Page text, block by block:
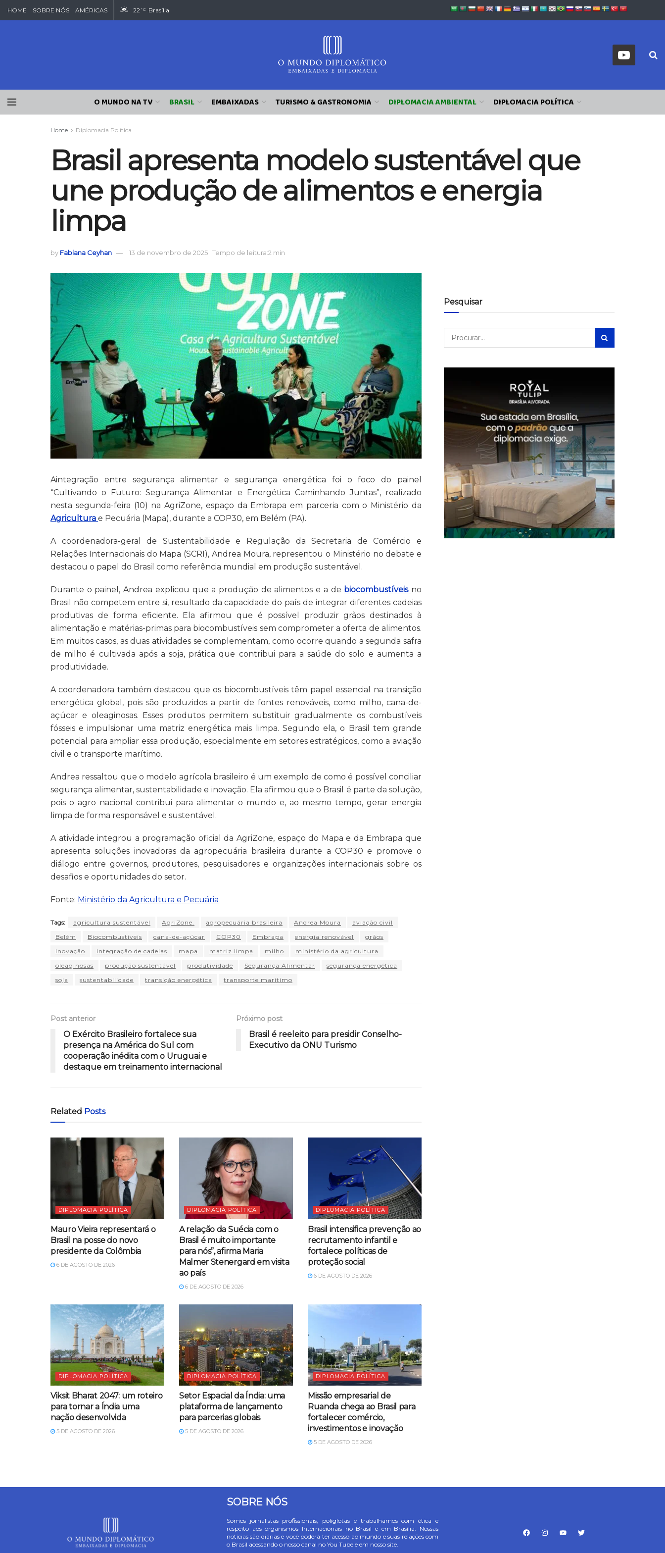
HOME SOBRE NÓS AMÉRICAS 22 °C Brasília
O MUNDO NA TV BRASIL EMBAIXADAS TURISMO & GASTRONOMIA DIPLOMACIA AMBIENTAL DIPLOMACIA POLÍTICA
Home Diplomacia Política
Brasil apresenta modelo sustentável que
une produção de alimentos e energia
limpa
by Fabiana Ceyhan 13 de novembro de 2025 Tempo de leitura:2 min
Aintegração entre segurança alimentar e segurança energética foi o foco do painel
“Cultivando o Futuro: Segurança Alimentar e Energética Caminhando Juntas”, realizado
nesta segunda-feira (10) na AgriZone, espaço da Embrapa em parceria com o Ministério da
Agricultura e Pecuária (Mapa), durante a COP30, em Belém (PA).
A coordenadora-geral de Sustentabilidade e Regulação da Secretaria de Comércio e
Relações Internacionais do Mapa (SCRI), Andrea Moura, representou o Ministério no debate e
destacou o papel do Brasil como referência mundial em produção sustentável.
Durante o painel, Andrea explicou que a produção de alimentos e a de biocombustíveis no
Brasil não competem entre si, resultado da capacidade do país de integrar diferentes cadeias
produtivas de forma eficiente. Ela afirmou que é possível produzir grãos destinados à
alimentação e matérias-primas para biocombustíveis sem comprometer a oferta de alimentos.
Em muitos casos, as duas atividades se complementam, como ocorre quando a segunda safra
de milho é cultivada após a soja, prática que contribui para a saúde do solo e aumenta a
produtividade.
A coordenadora também destacou que os biocombustíveis têm papel essencial na transição
energética global, pois são produzidos a partir de fontes renováveis, como milho, cana-de-
açúcar e oleaginosas. Esses produtos permitem substituir gradualmente os combustíveis
fósseis e impulsionar uma matriz energética mais limpa. Segundo ela, o Brasil tem grande
potencial para ampliar essa produção, especialmente em setores estratégicos, como a aviação
civil e o transporte marítimo.
Andrea ressaltou que o modelo agrícola brasileiro é um exemplo de como é possível conciliar
segurança alimentar, sustentabilidade e inovação. Ela afirmou que o Brasil é parte da solução,
pois o agro nacional contribui para alimentar o mundo e, ao mesmo tempo, gerar energia
limpa de forma responsável e sustentável.
A atividade integrou a programação oficial da AgriZone, espaço do Mapa e da Embrapa que
apresenta soluções inovadoras da agropecuária brasileira durante a COP30 e promove o
diálogo entre governos, produtores, pesquisadores e organizações internacionais sobre os
desafios e oportunidades do setor.
Fonte: Ministério da Agricultura e Pecuária
Tags: agricultura sustentável AgriZone. agropecuária brasileira Andrea Moura
aviação civil
Belém
Biocombustíveis cana-de-açúcar COP30 Embrapa energia renovável
grãos
inovação
integração de cadeias mapa matriz limpa milho
ministério da agricultura
oleaginosas
produção sustentável produtividade Segurança Alimentar
segurança energética
soja
sustentabilidade transição energética transporte marítimo
Post anterior
O Exército Brasileiro fortalece sua
presença na América do Sul com
cooperação inédita com o Uruguai e
destaque em treinamento internacional
Próximo post
Brasil é reeleito para presidir Conselho-
Executivo da ONU Turismo
Related Posts
DIPLOMACIA POLÍTICA
Mauro Vieira representará o
Brasil na posse do novo
presidente da Colômbia
6 DE AGOSTO DE 2026
DIPLOMACIA POLÍTICA
A relação da Suécia com o
Brasil é muito importante
para nós”, afirma Maria
Malmer Stenergard em visita
ao país
6 DE AGOSTO DE 2026
DIPLOMACIA POLÍTICA
Brasil intensifica prevenção ao
recrutamento infantil e
fortalece políticas de
proteção social
6 DE AGOSTO DE 2026
DIPLOMACIA POLÍTICA
Viksit Bharat 2047: um roteiro
para tornar a Índia uma
nação desenvolvida
5 DE AGOSTO DE 2026
DIPLOMACIA POLÍTICA
Setor Espacial da Índia: uma
plataforma de lançamento
para parcerias globais
5 DE AGOSTO DE 2026
DIPLOMACIA POLÍTICA
Missão empresarial de
Ruanda chega ao Brasil para
fortalecer comércio,
investimentos e inovação
5 DE AGOSTO DE 2026
Pesquisar
SOBRE NÓS
Somos jornalistas profissionais, poliglotas e trabalhamos com ética e
respeito aos organismos Internacionais no Brasil e em Brasília. Nossas
notícias são diárias e você poderá ter acesso ao mundo e suas relações com
o Brasil acessando o nosso canal no You Tube e em nosso site.